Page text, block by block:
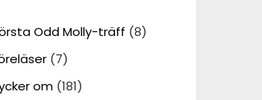
Odd Molly-träff (8)
(7)
om(181)